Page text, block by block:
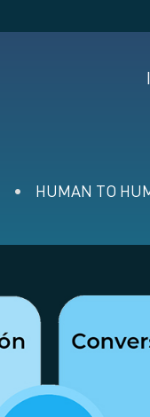
HUMAN TO